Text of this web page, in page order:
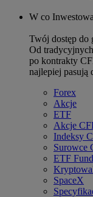
W co
Twój dostęp do
Od
po kontrakty
najlepiej pasują
Forex
Akcje
ETF
Akcje
Indeksy
Surowce
ETF
SpaceX